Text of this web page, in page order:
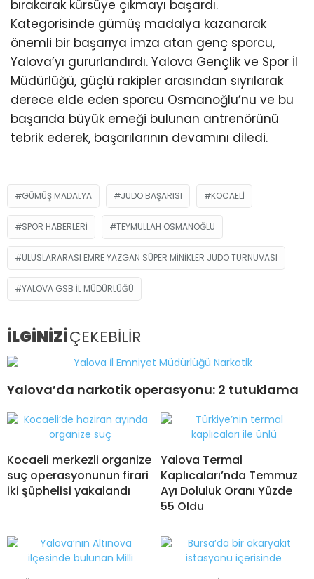
bırakarak kürsüye çıkmayı başardı.
Kategorisinde gümüş madalya kazanarak
önemli bir başarıya imza atan genç sporcu,
Yalova’yı gururlandırdı. Yalova Gençlik ve Spor İl
Müdürlüğü, güçlü rakipler arasından sıyrılarak
derece elde eden sporcu Osmanoğlu’nu ve bu
başarıda büyük emeği bulunan antrenörünü
tebrik ederek, başarılarının devamını diledi.
GÜMÜŞ MADALYA JUDO BAŞARISI KOCAELI
SPOR HABERLERI TEYMULLAH OSMANOĞLU
ULUSLARARASI EMRE YAZGAN SÜPER MINIKLER JUDO TURNUVASI
YALOVA GSB IL MÜDÜRLÜĞÜ
İLGİNİZİÇEKEBİLİR
Yalova’da narkotik operasyonu: 2 tutuklama
Kocaeli merkezli organize
suç operasyonunun firari
iki şüphelisi yakalandı
Yalova Termal
Kaplıcaları’nda Temmuz
Ayı Doluluk Oranı Yüzde
55 Oldu